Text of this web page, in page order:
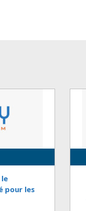
pour les